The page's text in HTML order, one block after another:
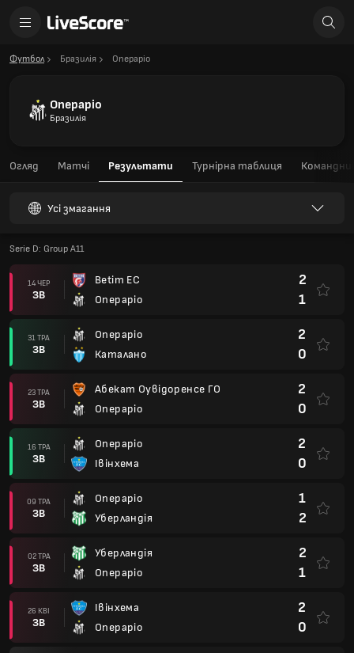
Футбол Бразилія Операріо
Операріо
Бразилія
Огляд Матчі Результати Турнірна таблиця
Усі змагання
Serie D: Group A11
14 ЧЕР
ЗВ
Betim EC
Операріо
2
1
31 ТРА
ЗВ
Операріо
Каталано
2
0
23 ТРА
ЗВ
Абекат Оувідоренсе ГО
Операріо
2
0
16 ТРА
ЗВ
Операріо
Івінхема
2
0
09 ТРА
ЗВ
Операріо
Уберландія
1
2
02 ТРА
ЗВ
Уберландія
Операріо
2
1
26 КВІ
ЗВ
Івінхема
Операріо
2
0